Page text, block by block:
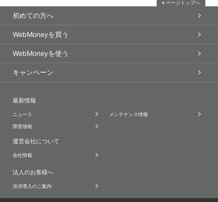
ページトップへ
初めての方へ
WebMoneyを買う
WebMoneyを使う
キャンペーン
最新情報
ニュース メンテナンス情報
障害情報
運営会社について
会社情報
法人のお客様へ
決済導入のご案内